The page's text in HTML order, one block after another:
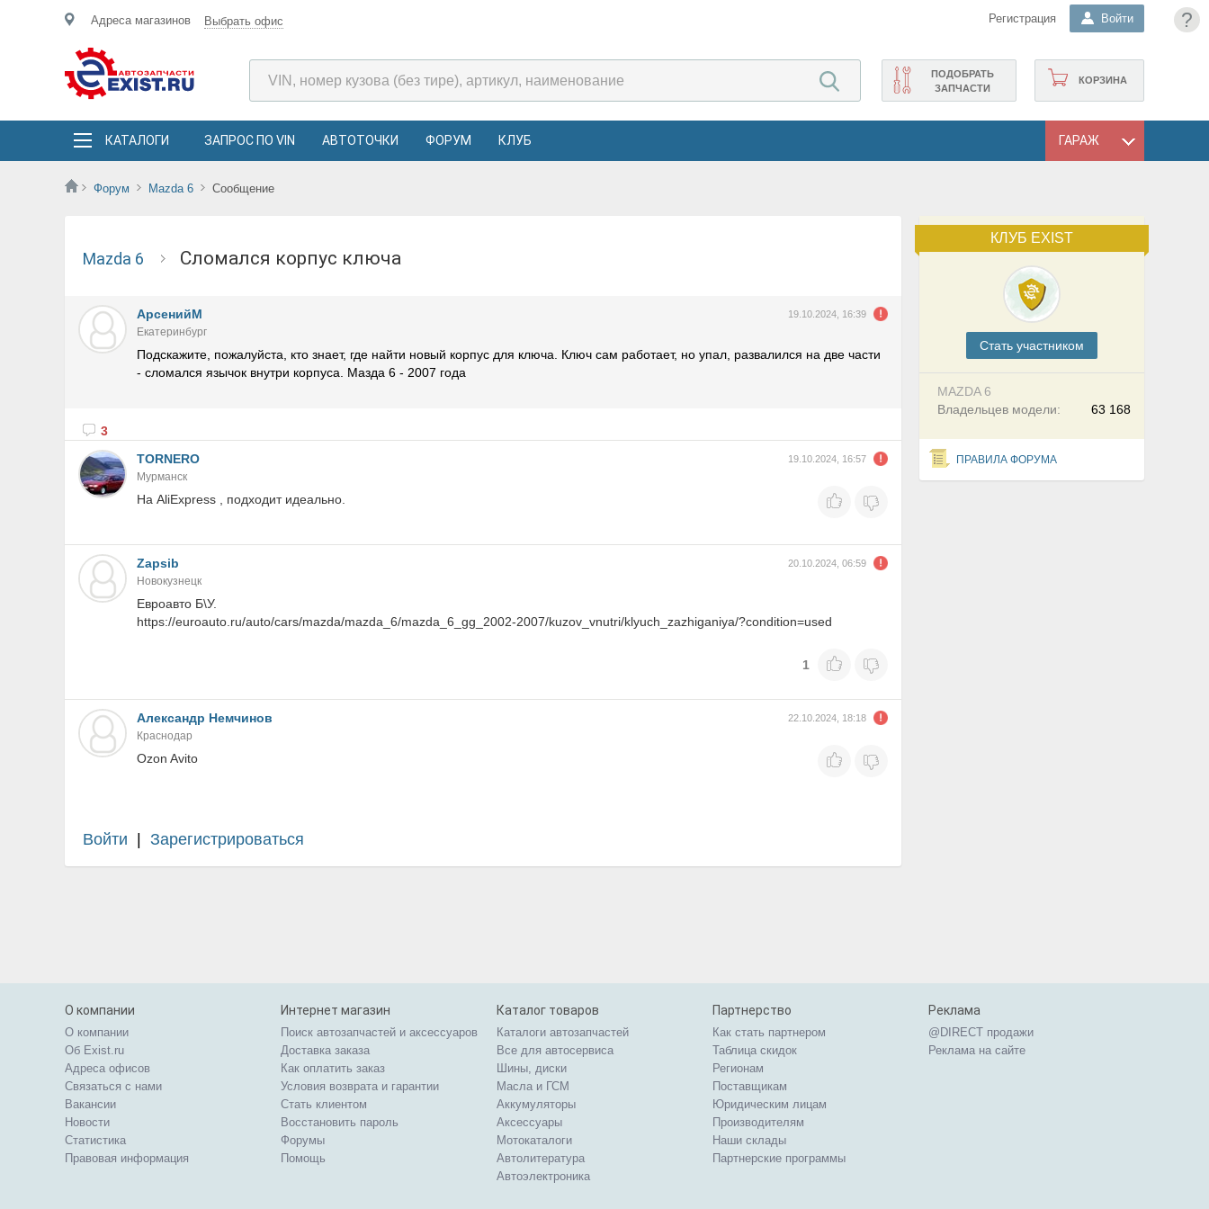
?
Адреса магазинов Выбрать офис Регистрация Войти
КОРЗИНА
ПОДОБРАТЬ
ЗАПЧАСТИ
КАТАЛОГИ ЗАПРОС ПО VIN АВТОТОЧКИ ФОРУМ КЛУБ ГАРАЖ
Форум Mazda 6 Сообщение
КЛУБ EXIST
Cтать участником
MAZDA 6
63 168
Владельцев модели:
ПРАВИЛА ФОРУМА
Mazda 6 Сломался корпус ключа
АрсенийМ 19.10.2024, 16:39
Екатеринбург
Подскажите, пожалуйста, кто знает, где найти новый корпус для ключа. Ключ сам работает, но упал, развалился на две части
- сломался язычок внутри корпуса. Мазда 6 - 2007 года
3
TORNERO
19.10.2024, 16:57
Мурманск
На AliExpress , подходит идеально.
Zapsib 20.10.2024, 06:59
Новокузнецк
Евроавто Б\У.
https://euroauto.ru/auto/cars/mazda/mazda_6/mazda_6_gg_2002-2007/kuzov_vnutri/klyuch_zazhiganiya/?condition=used
1
Александр Немчинов 22.10.2024, 18:18
Краснодар
Ozon Avito
Войти Зарегистрироваться
О компании
О компании
Об Exist.ru
Адреса офисов
Связаться с нами
Вакансии
Новости
Статистика
Правовая информация
Интернет магазин
Поиск автозапчастей и аксессуаров
Доставка заказа
Как оплатить заказ
Условия возврата и гарантии
Стать клиентом
Восстановить пароль
Форумы
Помощь
Каталог товаров
Каталоги автозапчастей
Все для автосервиса
Шины, диски
Масла и ГСМ
Аккумуляторы
Аксессуары
Мотокаталоги
Автолитература
Автоэлектроника
Партнерство
Как стать партнером
Таблица скидок
Регионам
Поставщикам
Юридическим лицам
Производителям
Наши склады
Партнерские программы
Реклама
@DIRECT продажи
Реклама на сайте